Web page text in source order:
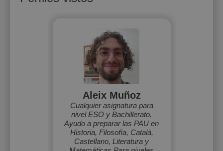
Aleix Muñoz
Cualquier asignatura para
nivel ESO y Bachillerato.
Ayudo a preparar las PAU en
Historia, Filosofía, Català,
Castellano, Literatura y